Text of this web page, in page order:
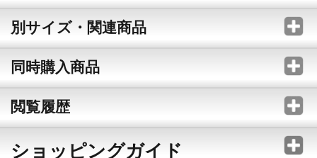
別サイズ・関連商品
同時購入商品
閲覧履歴
ショッピングガイド